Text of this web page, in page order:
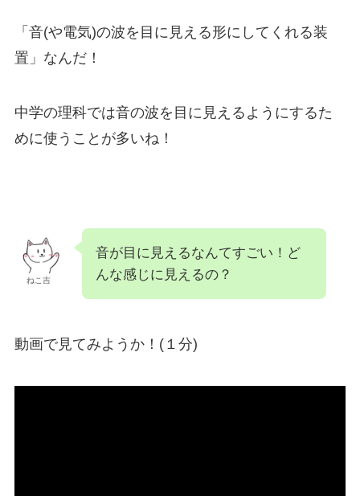
「音(や電気)の波を目に見える形にしてくれる装
置」なんだ！
中学の理科では音の波を目に見えるようにするた
めに使うことが多いね！
ねこ吉
音が目に見えるなんてすごい！ど
んな感じに見えるの？
動画で見てみようか！(１分)